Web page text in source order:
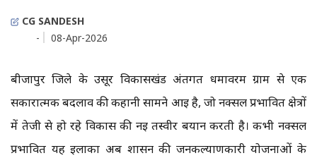
CG SANDESH
-
08-Apr-2026
बीजापुर जिले के उसूर विकासखंड अंतर्गत धर्मावरम ग्राम से एक
सकारात्मक बदलाव की कहानी सामने आई है, जो नक्सल प्रभावित क्षेत्रों
में तेजी से हो रहे विकास की नई तस्वीर बयान करती है। कभी नक्सल
प्रभावित यह इलाका अब शासन की जनकल्याणकारी योजनाओं के